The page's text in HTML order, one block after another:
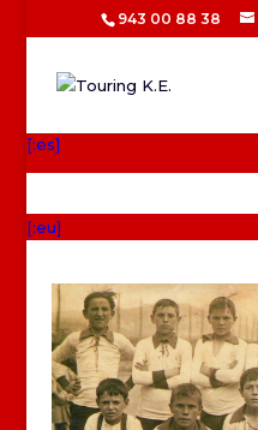
943 00 88 38
[:es]
[:eu]